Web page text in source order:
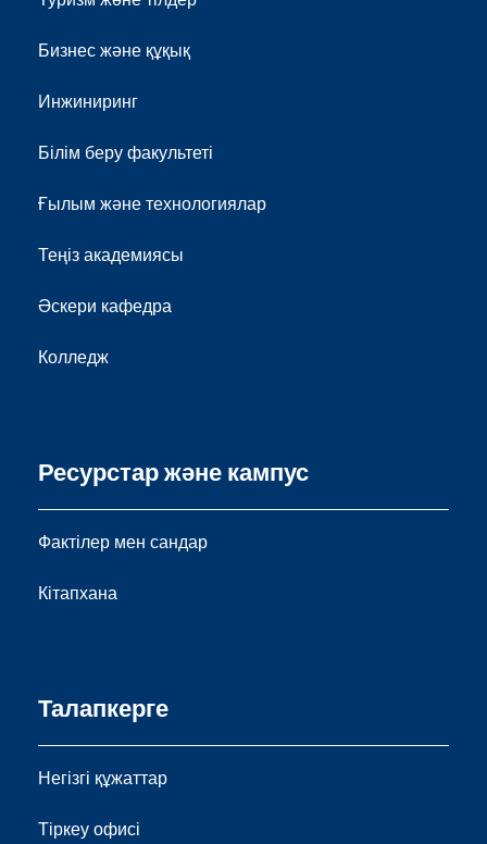
Бизнес және құқық
Инжиниринг
Білім беру факультеті
Ғылым және технологиялар
Теңіз академиясы
Әскери кафедра
Колледж
Ресурстар және кампус
Фактілер мен сандар
Кітапхана
Талапкерге
Негізгі құжаттар
Тіркеу офисі